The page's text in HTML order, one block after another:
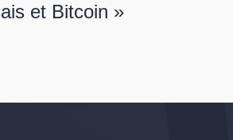
et Bitcoin »